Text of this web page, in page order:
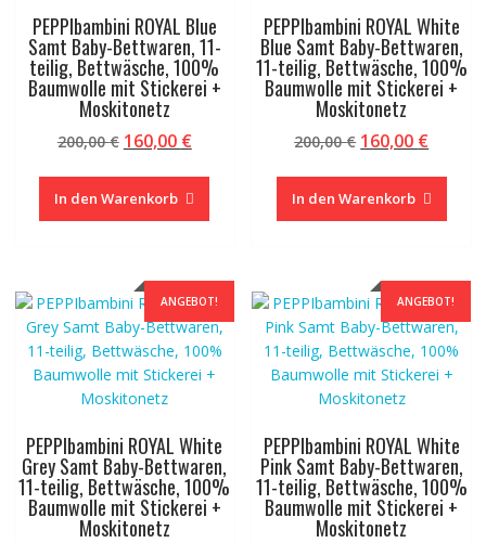
PEPPIbambini ROYAL Blue
Samt Baby-Bettwaren, 11-
teilig, Bettwäsche, 100%
Baumwolle mit Stickerei +
Moskitonetz
200,00€ Ursprünglicher
war:
200,00 €
160,00 €Aktueller
ist:
160,00 €.
In den Warenkorb
PEPPIbambini ROYAL White
Blue Samt Baby-Bettwaren,
11-teilig, Bettwäsche, 100%
Baumwolle mit Stickerei +
Moskitonetz
200,00€ Ursprünglicher
war:
200,00 €
160,00 €
ist:
160,00
In den Warenkorb
ANGEBOT!
PEPPIbambini ROYAL White
Grey Samt Baby-Bettwaren,
11-teilig, Bettwäsche, 100%
Baumwolle mit Stickerei +
Moskitonetz
ANGEBOT!
PEPPIbambini ROYAL White
Pink Samt Baby-Bettwaren,
11-teilig, Bettwäsche, 100%
Baumwolle mit Stickerei +
Moskitonetz